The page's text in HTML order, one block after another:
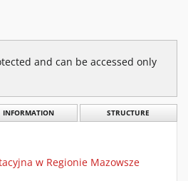
and can be accessed only
INFORMATION STRUCTURE
w Regionie Mazowsze